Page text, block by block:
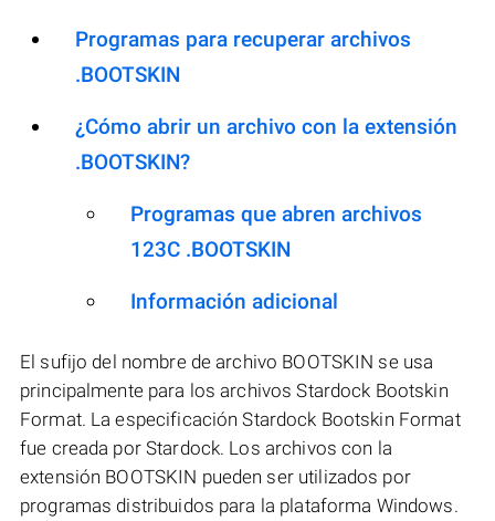
Programas para recuperar archivos
.BOOTSKIN
¿Cómo abrir un archivo con la extensión
.BOOTSKIN?
Programas que abren archivos
123C .BOOTSKIN
Información adicional
El sufijo del nombre de archivo BOOTSKIN se usa
principalmente para los archivos Stardock Bootskin
Format. La especificación Stardock Bootskin Format
fue creada por Stardock. Los archivos con la
extensión BOOTSKIN pueden ser utilizados por
programas distribuidos para la plataforma Windows.